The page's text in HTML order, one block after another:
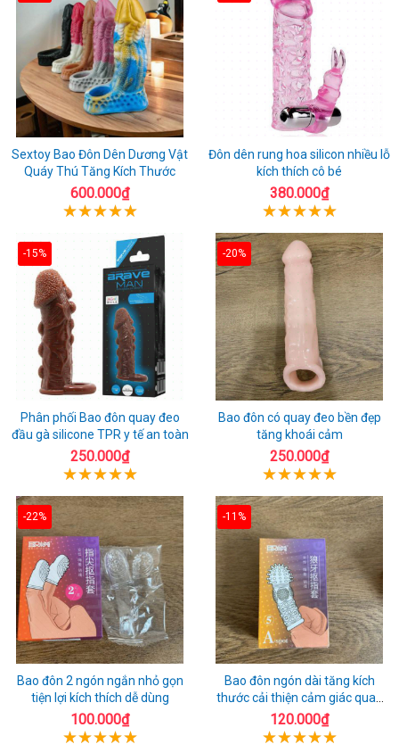
Sextoy Bao Đôn Dên Dương Vật
Quáy Thú Tăng Kích Thước
600.000₫
Đôn dên rung hoa silicon nhiều lỗ
kích thích cô bé
380.000₫
-15%
Phân phối Bao đôn quay đeo
đầu gà silicone TPR y tế an toàn
250.000₫
-20%
Bao đôn có quay đeo bền đẹp
tăng khoái cảm
250.000₫
-22%
Bao đôn 2 ngón ngắn nhỏ gọn
tiện lợi kích thích dễ dùng
100.000₫
-11%
Bao đôn ngón dài tăng kích
thước cải thiện cảm giác quan
hệ
120.000₫